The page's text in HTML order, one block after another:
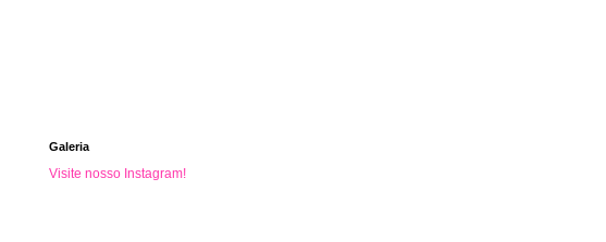
Galeria
Visite nosso Instagram!